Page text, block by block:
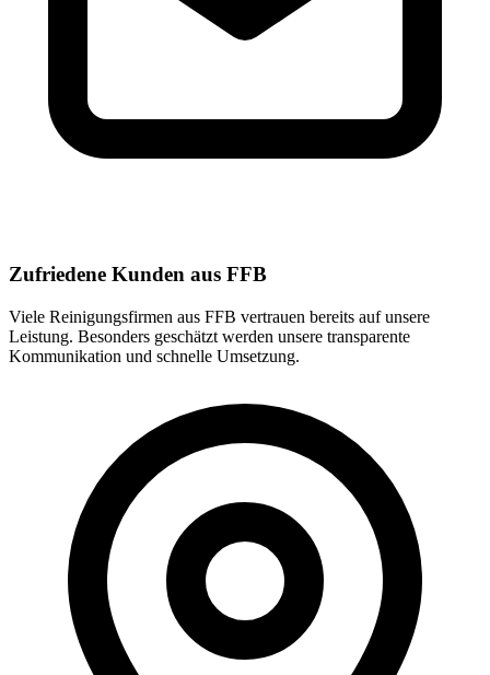
Zufriedene Kunden aus FFB
Viele Reinigungsfirmen aus FFB vertrauen bereits auf unsere
Leistung. Besonders geschätzt werden unsere transparente
Kommunikation und schnelle Umsetzung.